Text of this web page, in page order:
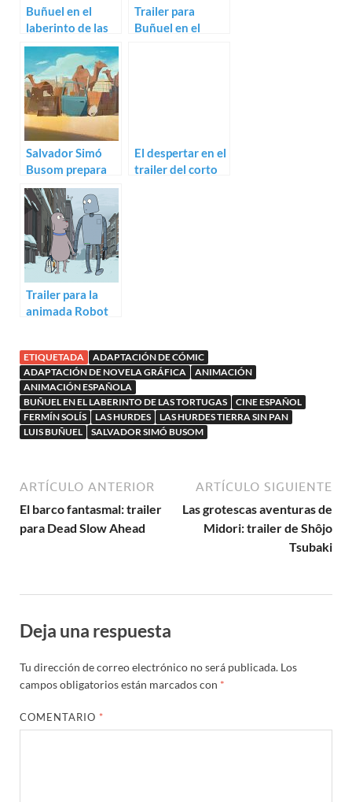
Buñuel en el
laberinto de las
tortugas
(Salvador Simó
Busom)
Trailer para
Buñuel en el
Salvador Simó
Busom prepara
Palabras de
caramelo
El despertar en el
trailer del corto
Trailer para la
animada Robot
ETIQUETADA
ADAPTACIÓN DE CÓMIC
ADAPTACIÓN DE NOVELA GRÁFICA
ANIMACIÓN
ANIMACIÓN ESPAÑOLA
BUÑUEL EN EL LABERINTO DE LAS TORTUGAS
CINE ESPAÑOL
FERMÍN SOLÍS
LAS HURDES
LAS HURDES TIERRA SIN PAN
LUIS BUÑUEL
SALVADOR SIMÓ BUSOM
ARTÍCULO ANTERIOR
El barco fantasmal: trailer
para Dead Slow Ahead
ARTÍCULO SIGUIENTE
Las grotescas aventuras de
Midori: trailer de Shôjo
Tsubaki
Deja una respuesta
Tu dirección de correo electrónico no será publicada. Los
campos obligatorios están marcados con *
COMENTARIO *